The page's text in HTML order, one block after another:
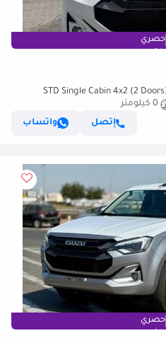
حصري
0 كيلومتر
إتصل
واتساب
حصري